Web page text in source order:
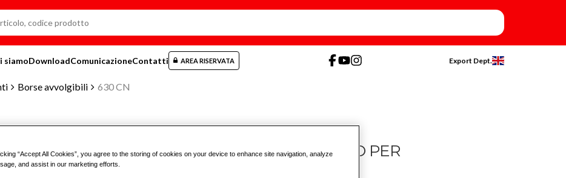
Borse avvolgibili 630 CN
siamoDownloadComunicazioneContatti AREA RISERVATA Export Dept.
BORSA AVVOLGIBILE CON ASSORTIMENTO PER
MANUTENZIONE AUTO (18 PZ)
“Accept All Cookies”, you agree to the storing of cookies on your device to enhance site navigation, analyze
and assist in our marketing efforts.